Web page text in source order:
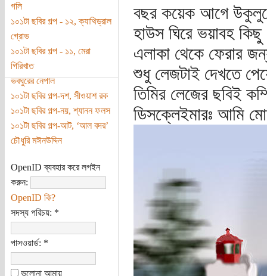
গলি
১০১টা ছবির গল্প - ১২, ক্যাথিড্রাল
গ্রোভ
১০১টা ছবির গল্প - ১১, মেরা
গিরিখাত
ভবঘুরের নেপাল
১০১টা ছবির গল্প-দশ, সীওয়াশ রক
১০১টা ছবির গল্প-নয়, শ্যানন ফলস
১০১টা ছবির গল্প-আট, ‘আল বদর’
চৌধুরি মঈনউদ্দিন
OpenID ব্যবহার করে লগইন
করুন:
OpenID কি?
সদস্য পরিচয়: *
পাসওয়ার্ড: *
ভুলোনা আমায়
বছর কয়েক আগে
হাউস ঘিরে ভয়াবহ
এলাকা থেকে ফেরার
শুধু লেজটাই দেখতে
তিমির লেজের ছবিই
ডিসক্লেইমারঃ আমি